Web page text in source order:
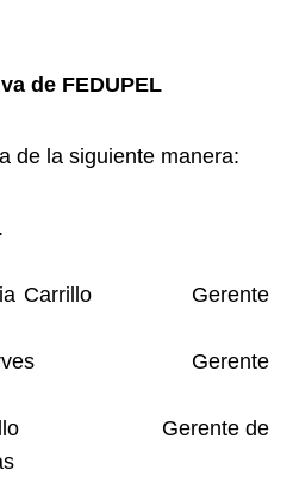
de FEDUPEL
de la siguiente manera:
López S.
Carrillo Gerente
Ollarves Gerente
Gerente de